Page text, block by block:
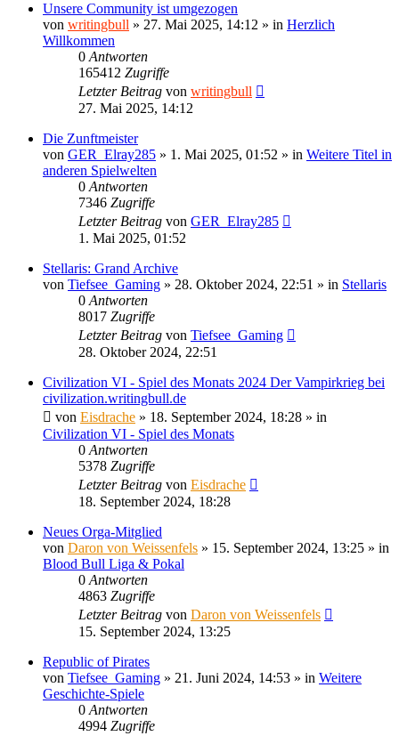
Unsere Community ist umgezogen
von writingbull » 27. Mai 2025, 14:12 » in Herzlich
Willkommen
0 Antworten
165412 Zugriffe
Letzter Beitrag von writingbull
27. Mai 2025, 14:12
Die Zunftmeister
von GER_Elray285 » 1. Mai 2025, 01:52 » in Weitere Titel in
anderen Spielwelten
0 Antworten
7346 Zugriffe
Letzter Beitrag von GER_Elray285
1. Mai 2025, 01:52
Stellaris: Grand Archive
von Tiefsee_Gaming » 28. Oktober 2024, 22:51 » in Stellaris
0 Antworten
8017 Zugriffe
Letzter Beitrag von Tiefsee_Gaming
28. Oktober 2024, 22:51
Civilization VI - Spiel des Monats 2024 Der Vampirkrieg bei
civilization.writingbull.de
von Eisdrache » 18. September 2024, 18:28 » in
Civilization VI - Spiel des Monats
0 Antworten
5378 Zugriffe
Letzter Beitrag von Eisdrache
18. September 2024, 18:28
Neues Orga-Mitglied
von Daron von Weissenfels » 15. September 2024, 13:25 » in
Blood Bull Liga & Pokal
0 Antworten
4863 Zugriffe
Letzter Beitrag von Daron von Weissenfels
15. September 2024, 13:25
Republic of Pirates
von Tiefsee_Gaming » 21. Juni 2024, 14:53 » in Weitere
Geschichte-Spiele
0 Antworten
4994 Zugriffe